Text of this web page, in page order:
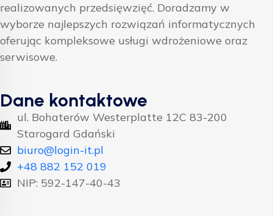
realizowanych przedsięwzięć. Doradzamy w
wyborze najlepszych rozwiązań informatycznych
oferując kompleksowe usługi wdrożeniowe oraz
serwisowe.
Dane kontaktowe
ul. Bohaterów Westerplatte 12C 83-200
Starogard Gdański
biuro@login-it.pl
+48 882 152 019
NIP: 592-147-40-43